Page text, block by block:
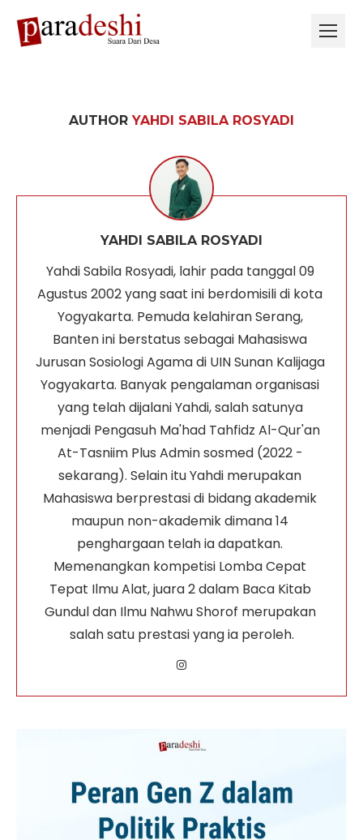
AUTHOR YAHDI SABILA ROSYADI
YAHDI SABILA ROSYADI
Yahdi Sabila Rosyadi, lahir pada tanggal 09
Agustus 2002 yang saat ini berdomisili di kota
Yogyakarta. Pemuda kelahiran Serang,
Banten ini berstatus sebagai Mahasiswa
Jurusan Sosiologi Agama di UIN Sunan Kalijaga
Yogyakarta. Banyak pengalaman organisasi
yang telah dijalani Yahdi, salah satunya
menjadi Pengasuh Ma'had Tahfidz Al-Qur'an
At-Tasniim Plus Admin sosmed (2022 -
sekarang). Selain itu Yahdi merupakan
Mahasiswa berprestasi di bidang akademik
maupun non-akademik dimana 14
penghargaan telah ia dapatkan.
Memenangkan kompetisi Lomba Cepat
Tepat Ilmu Alat, juara 2 dalam Baca Kitab
Gundul dan Ilmu Nahwu Shorof merupakan
salah satu prestasi yang ia peroleh.